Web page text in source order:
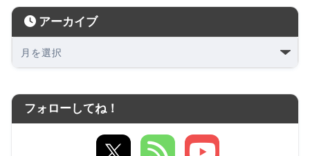
アーカイブ
フォローしてね！